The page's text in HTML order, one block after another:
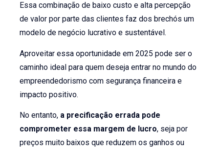
Essa combinação de baixo custo e alta percepção
de valor por parte das clientes faz dos brechós um
modelo de negócio lucrativo e sustentável.
Aproveitar essa oportunidade em 2025 pode ser o
caminho ideal para quem deseja entrar no mundo do
empreendedorismo com segurança financeira e
impacto positivo.
No entanto, a precificação errada pode
comprometer essa margem de lucro, seja por
preços muito baixos que reduzem os ganhos ou